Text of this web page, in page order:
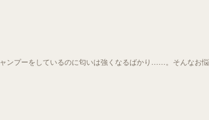
ンプーをしているのに匂いは強くなるばかり……。そんなお悩